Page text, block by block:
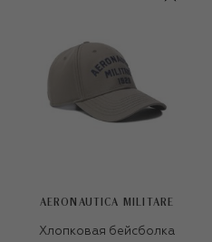
AERONAUTICA MILITARE
Хлопковая бейсболка